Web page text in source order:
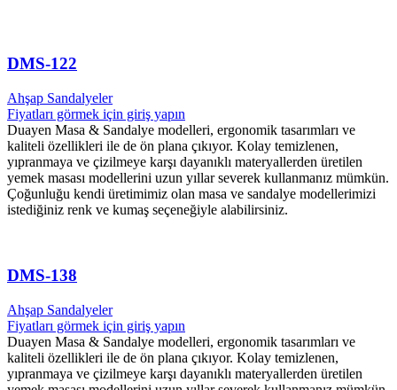
DMS-122
Ahşap Sandalyeler
Fiyatları görmek için giriş yapın
Duayen Masa & Sandalye modelleri, ergonomik tasarımları ve
kaliteli özellikleri ile de ön plana çıkıyor. Kolay temizlenen,
yıpranmaya ve çizilmeye karşı dayanıklı materyallerden üretilen
yemek masası modellerini uzun yıllar severek kullanmanız mümkün.
Çoğunluğu kendi üretimimiz olan masa ve sandalye modellerimizi
istediğiniz renk ve kumaş seçeneğiyle alabilirsiniz.
DMS-138
Ahşap Sandalyeler
Fiyatları görmek için giriş yapın
Duayen Masa & Sandalye modelleri, ergonomik tasarımları ve
kaliteli özellikleri ile de ön plana çıkıyor. Kolay temizlenen,
yıpranmaya ve çizilmeye karşı dayanıklı materyallerden üretilen